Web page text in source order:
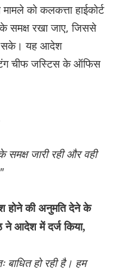
को कलकत्ता हाईकोर्ट
समक्ष रखा जाए, जिससे
सके। यह आदेश
चीफ जस्टिस के ऑफिस
समक्ष जारी रही और वही
होने की अनुमति देने के
आदेश में दर्ज किया,
बाधित हो रही है। हम